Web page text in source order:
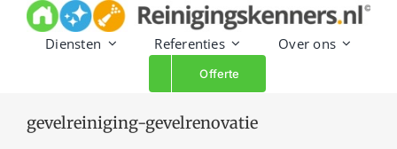
Diensten Referenties Over ons
Offerte
gevelreiniging-gevelrenovatie